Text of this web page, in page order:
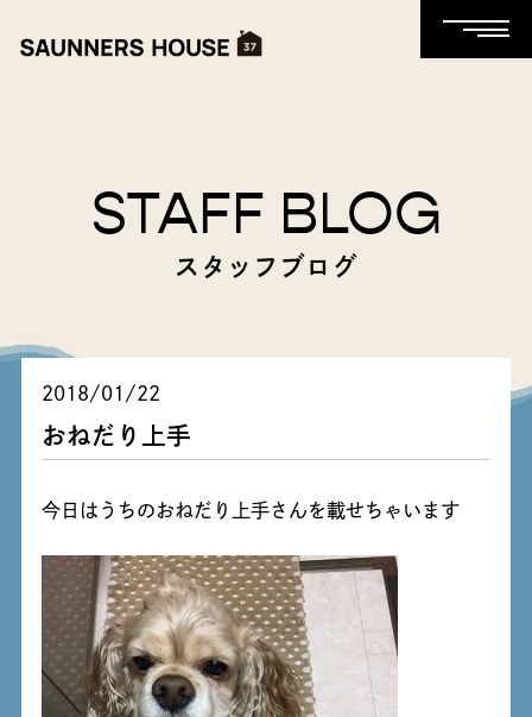
STAFF BLOG
スタッフブログ
2018/01/22
おねだり上手
今日はうちのおねだり上手さんを載せちゃいます